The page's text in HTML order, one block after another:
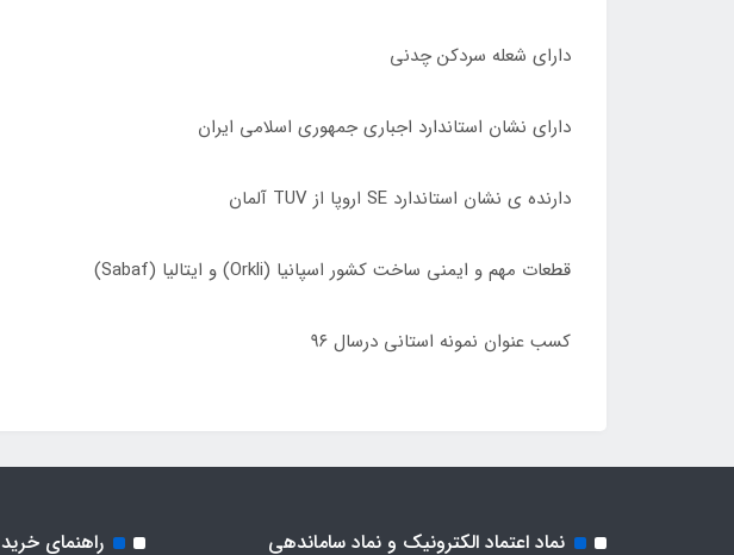
دارای شعله سردکن چدنی
دارای نشان استاندارد اجباری جمهوری اسلامی ایران
دارنده ی نشان استاندارد SE اروپا از TUV آلمان
قطعات مهم و ایمنی ساخت کشور اسپانیا (Orkli) و ایتالیا (Sabaf)
کسب عنوان نمونه استانی درسال ٩۶
نماد اعتماد الکترونیک و نماد ساماندهی راهنمای خرید